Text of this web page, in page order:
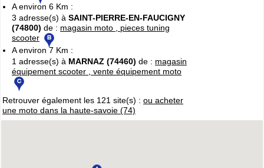
A environ 6 Km :
3 adresse(s) à SAINT-PIERRE-EN-FAUCIGNY
(74800) de : magasin moto , pieces tuning
scooter
A environ 7 Km :
1 adresse(s) à MARNAZ (74460) de : magasin
équipement scooter , vente équipement moto
Retrouver également les 121 site(s) : ou acheter
une moto dans la haute-savoie (74)